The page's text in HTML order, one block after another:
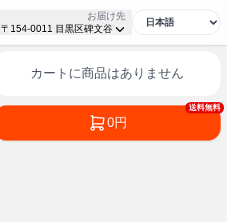
お届け先
〒154-0011 目黒区碑文谷
カートに商品はありません
送料無料
0円